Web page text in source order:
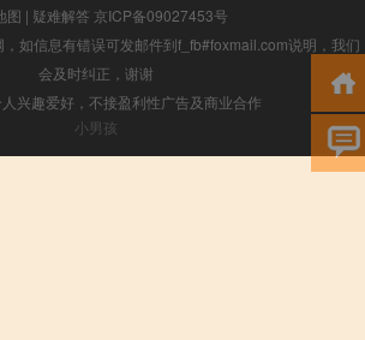
图 | 疑难解答 京ICP备09027453号
如信息有错误可发邮件到f_fb#foxmail.com说明，我们
会及时纠正，谢谢
兴趣爱好，不接盈利性广告及商业合作
小男孩